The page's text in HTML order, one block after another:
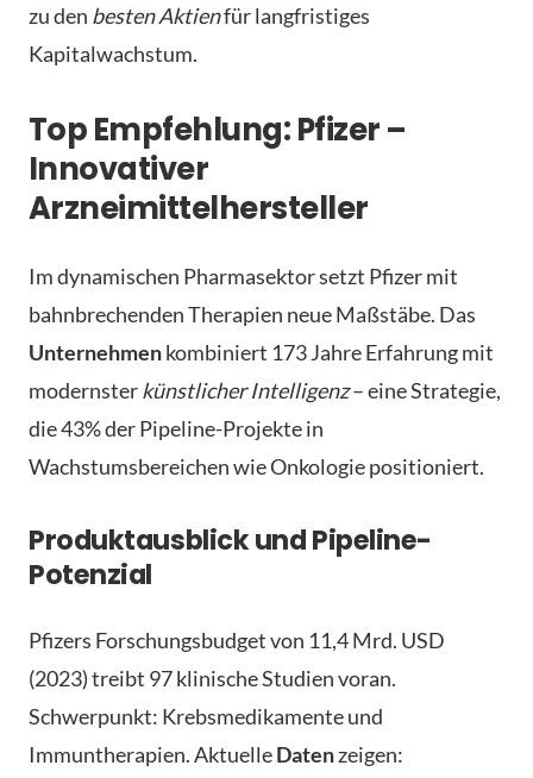
zu den besten Aktienfür langfristiges
Kapitalwachstum.
Top Empfehlung: Pfizer –
Innovativer
Arzneimittelhersteller
Im dynamischen Pharmasektor setzt Pfizer mit
bahnbrechenden Therapien neue Maßstäbe. Das
Unternehmenkombiniert 173 Jahre Erfahrung mit
modernsterkünstlicher Intelligenz– eine Strategie,
die 43% der Pipeline-Projekte in
Wachstumsbereichen wie Onkologie positioniert.
Produktausblick und Pipeline-
Potenzial
Pfizers Forschungsbudget von 11,4 Mrd. USD
(2023) treibt 97 klinische Studien voran.
Schwerpunkt: Krebsmedikamente und
Immuntherapien. AktuelleDatenzeigen: